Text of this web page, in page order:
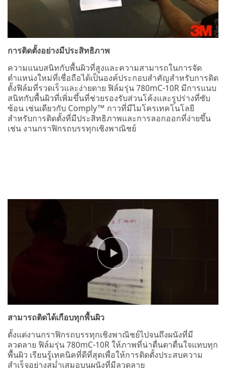
การติดตั้งอย่างมีประสิทธิภาพ
ความแนบสนิทกับพื้นผิวที่สูงและความสามารถในการจัด
ตำแหน่งใหม่ที่เชื่อถือได้เป็นองค์ประกอบสำคัญสำหรับการติด
ตั้งฟิล์มที่รวดเร็วและง่ายดาย ฟิล์มรุ่น 780mC-10R มีการแนบ
สนิทกับพื้นผิวที่เพิ่มขึ้นที่ช่วยรองรับส่วนโค้งและรูปร่างที่ซับ
ซ้อน เช่นเดียวกับ Comply™ กาวที่มีไมโครเทคโนโลยี
สำหรับการติดตั้งที่มีประสิทธิภาพและการลอกออกที่ง่ายขึ้น
เช่น งานกราฟิกรถบรรทุกเชิงพาณิชย์
สามารถติดได้เกือบทุกพื้นผิว
ตั้งแต่งานกราฟิกรถบรรทุกเชิงพาณิชย์ไปจนถึงผนังที่มี
ลวดลาย ฟิล์มรุ่น 780mC-10R ให้ภาพที่น่าตื่นตาตื่นใจแทบทุก
พื้นผิว เรียนรู้เทคนิคที่ดีที่สุดเพื่อให้การติดตั้งประสบความ
สำเร็จอย่างสม่ำเสมอบนผนังที่มีลวดลาย